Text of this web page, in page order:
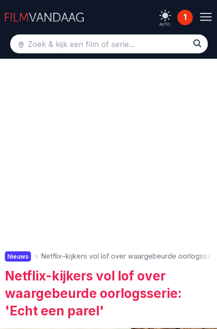
AUTO
1
Nieuws Netflix-kijkers vol lof over waargebeurde
Netflix-kijkers vol lof over
waargebeurde oorlogsserie:
'Echt een parel'